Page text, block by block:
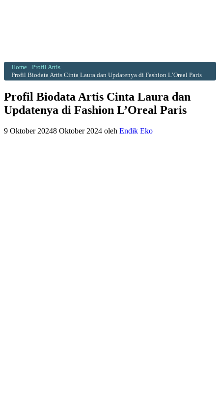
Home
Profil Artis
Profil Biodata Artis Cinta Laura dan Updatenya di Fashion L’Oreal Paris
Profil Biodata Artis Cinta Laura dan
Updatenya di Fashion L’Oreal Paris
9 Oktober 20248 Oktober 2024 oleh Endik Eko